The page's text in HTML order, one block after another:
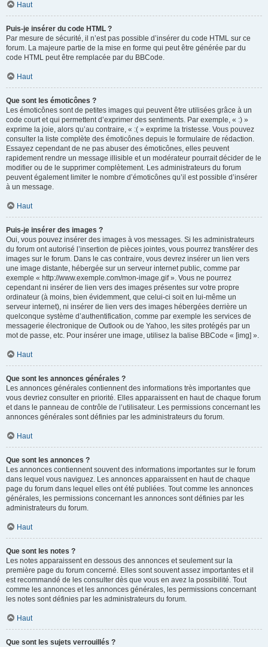
Haut
Puis-je insérer du code HTML ?
Par mesure de sécurité, il n’est pas possible d’insérer du code HTML sur ce
forum. La majeure partie de la mise en forme qui peut être générée par du
code HTML peut être remplacée par du BBCode.
Haut
Que sont les émoticônes ?
Les émoticônes sont de petites images qui peuvent être utilisées grâce à un
code court et qui permettent d’exprimer des sentiments. Par exemple, « :) »
exprime la joie, alors qu’au contraire, « :( » exprime la tristesse. Vous pouvez
consulter la liste complète des émoticônes depuis le formulaire de rédaction.
Essayez cependant de ne pas abuser des émoticônes, elles peuvent
rapidement rendre un message illisible et un modérateur pourrait décider de le
modifier ou de le supprimer complètement. Les administrateurs du forum
peuvent également limiter le nombre d’émoticônes qu’il est possible d’insérer
à un message.
Haut
Puis-je insérer des images ?
Oui, vous pouvez insérer des images à vos messages. Si les administrateurs
du forum ont autorisé l’insertion de pièces jointes, vous pourrez transférer des
images sur le forum. Dans le cas contraire, vous devrez insérer un lien vers
une image distante, hébergée sur un serveur internet public, comme par
exemple « http://www.exemple.com/mon-image.gif ». Vous ne pourrez
cependant ni insérer de lien vers des images présentes sur votre propre
ordinateur (à moins, bien évidemment, que celui-ci soit en lui-même un
serveur internet), ni insérer de lien vers des images hébergées derrière un
quelconque système d’authentification, comme par exemple les services de
messagerie électronique de Outlook ou de Yahoo, les sites protégés par un
mot de passe, etc. Pour insérer une image, utilisez la balise BBCode « [img] ».
Haut
Que sont les annonces générales ?
Les annonces générales contiennent des informations très importantes que
vous devriez consulter en priorité. Elles apparaissent en haut de chaque forum
et dans le panneau de contrôle de l’utilisateur. Les permissions concernant les
annonces générales sont définies par les administrateurs du forum.
Haut
Que sont les annonces ?
Les annonces contiennent souvent des informations importantes sur le forum
dans lequel vous naviguez. Les annonces apparaissent en haut de chaque
page du forum dans lequel elles ont été publiées. Tout comme les annonces
générales, les permissions concernant les annonces sont définies par les
administrateurs du forum.
Haut
Que sont les notes ?
Les notes apparaissent en dessous des annonces et seulement sur la
première page du forum concerné. Elles sont souvent assez importantes et il
est recommandé de les consulter dès que vous en avez la possibilité. Tout
comme les annonces et les annonces générales, les permissions concernant
les notes sont définies par les administrateurs du forum.
Haut
Que sont les sujets verrouillés ?